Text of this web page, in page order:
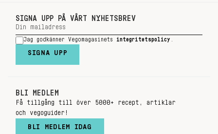
SIGNA UPP PÅ VÅRT NYHETSBREV
Jag godkänner Vegomagasinets integritetspolicy
SIGNA UPP
BLI MEDLEM
Få tillgång till över 5000+ recept, artiklar
och vegoguider!
BLI MEDLEM IDAG